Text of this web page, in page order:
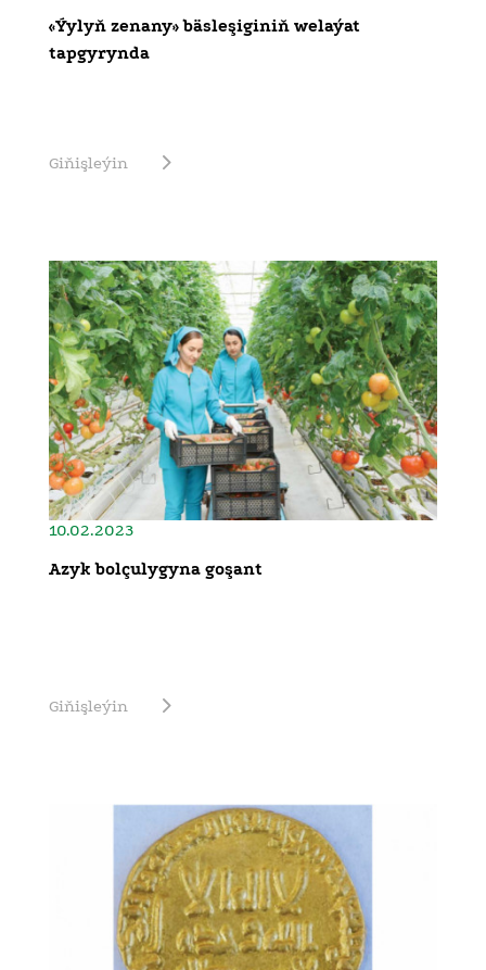
«Ýylyň zenany» bäsleşiginiň welaýat
tapgyrynda
Giňişleýin
10.02.2023
Azyk bolçulygyna goşant
Giňişleýin